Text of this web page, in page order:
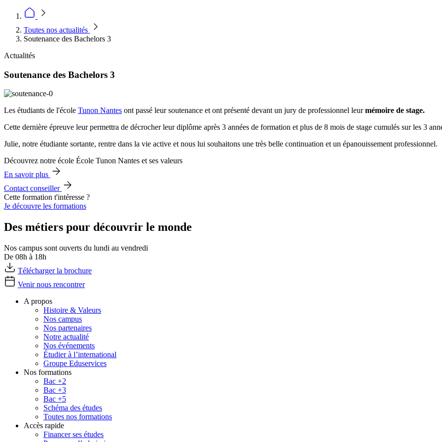
Toutes nos actualités
Soutenance des Bachelors 3
Actualités
Soutenance des Bachelors 3
Les étudiants de l'école Tunon Nantes ont passé leur soutenance et ont présenté devant un jury de professionnel leurmémoire de stage.
Cette dernière épreuve leur permettra de décrocher leur diplôme après 3 années de formation et plus de 8 mois de stage cumulés sur les 3
Julie, notre étudiante sortante, rentre dans la vie active et nous lui souhaitons une très belle continuation et un épanouissement professionnel.
Découvrez notre école École Tunon Nantes et ses valeurs
En savoir plus
Contact conseiller
Cette formation t'intéresse ?
Je découvre les formations
Des métiers pour découvrir le monde
Nos campus sont ouverts du lundi au vendredi
De 08h à 18h
Télécharger la brochure
Venir nous rencontrer
A propos
Histoire & Valeurs
Nos campus
Nos partenaires
Notre actualité
Nos événements
Étudier à l’international
Groupe Eduservices
Nos formations
Bac +2
Bac +3
Bac +5
Schéma des études
Toutes nos formations
Accès rapide
Financer ses études